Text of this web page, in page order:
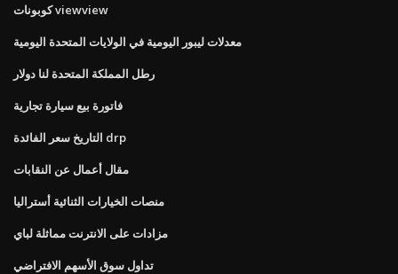
كوبونات viewview
معدلات ليبور اليومية في الولايات المتحدة اليومية
رطل المملكة المتحدة لنا دولار
فاتورة بيع سيارة تجارية
التاريخ سعر الفائدة drp
مقال أعمال عن النقابات
منصات الخيارات الثنائية أستراليا
مزادات على الانترنت مماثلة لباي
تداول سوق الأسهم الافتراضي